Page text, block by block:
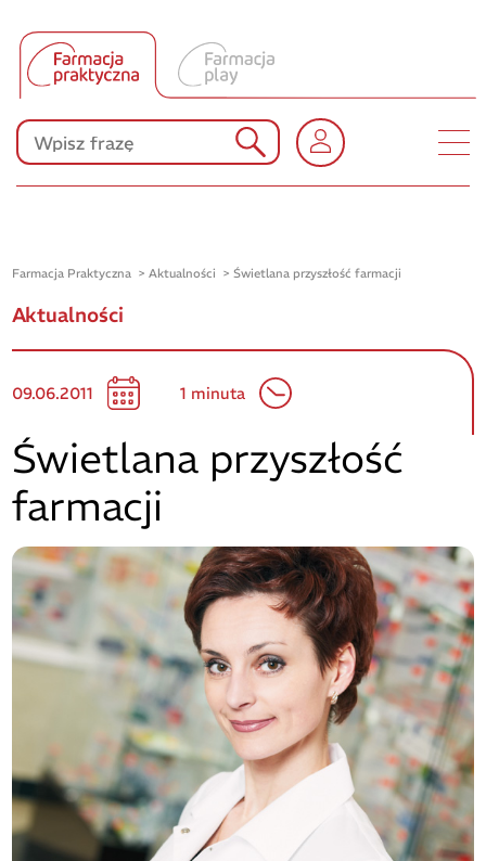
Produkty Polpharmy
KONKURSY
Farmacja Praktyczna Aktualności Świetlana przyszłość farmacji
Aktualności
09.06.2011 1 minuta
Świetlana przyszłość
farmacji